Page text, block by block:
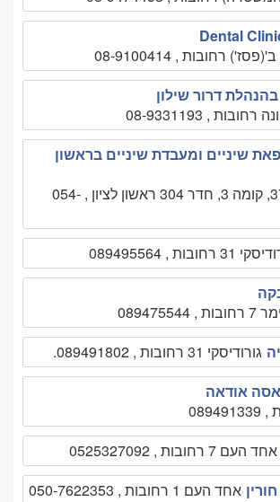
דרור שילון
שיניים ומעבדת שיניים בראשון
רחוב רוטשילד 37, קומה 3, חדר 304 ראשון לציון , 054-
רחובות , 089495564
גורודיסקי 31 רחובות , 089491802.
אודאה
אחד העם 7 רחובות , 0525327092
אחד העם 1 רחובות , 050-7622353